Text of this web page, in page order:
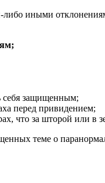
либо иными
себя защищенным;
перед привидением;
что за шторой или в
теме о